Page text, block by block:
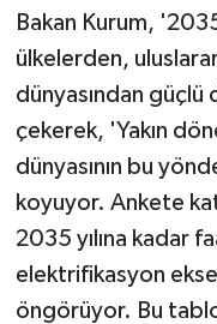
Bakan Kurum,
ülkelerden,
dünyasından
çekerek, 'Yakın
dünyasının bu
koyuyor. Ankete
2035 yılına kadar
elektrifikasyon
öngörüyor. Bu